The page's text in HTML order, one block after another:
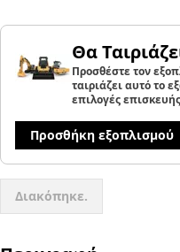
Θα
Προσθέστε τον
ταιριάζει αυτό το
επιλογές
Προσθήκη εξοπλισμού
Διακόπηκε.